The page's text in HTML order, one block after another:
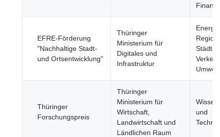
EFRE-Förderung
"Nachhaltige Stadt-
und Ortsentwicklung"
Thüringer
Ministerium für
Digitales und
Infrastruktur
Städte,
Umwelt
Thüringer
Forschungspreis
Thüringer
Ministerium für
Wirtschaft,
Landwirtschaft und
Ländlichen Raum
und